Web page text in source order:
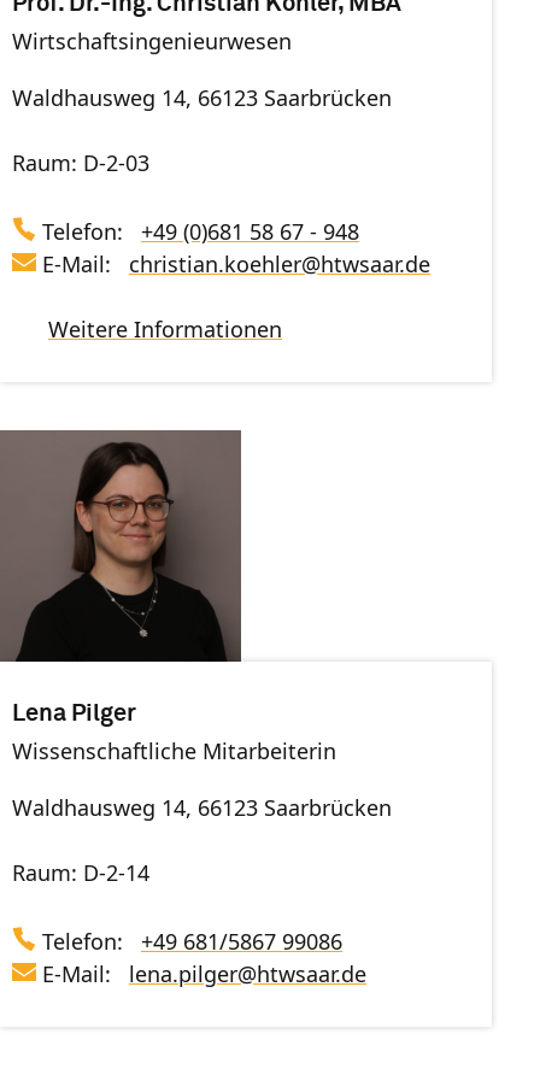
Wirtschaftsingenieurwesen
Waldhausweg 14, 66123 Saarbrücken
Raum: D-2-03
Telefon:
+49 (0)681 58 67 - 948
E-Mail:
christian.koehler@htwsaar.de
Weitere Informationen
Lena Pilger
Wissenschaftliche Mitarbeiterin
Waldhausweg 14, 66123 Saarbrücken
Raum: D-2-14
Telefon:
+49 681/5867 99086
E-Mail:
lena.pilger@htwsaar.de